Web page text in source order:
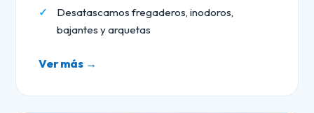
Desatascamos fregaderos, inodoros,
bajantes y arquetas
Ver más →